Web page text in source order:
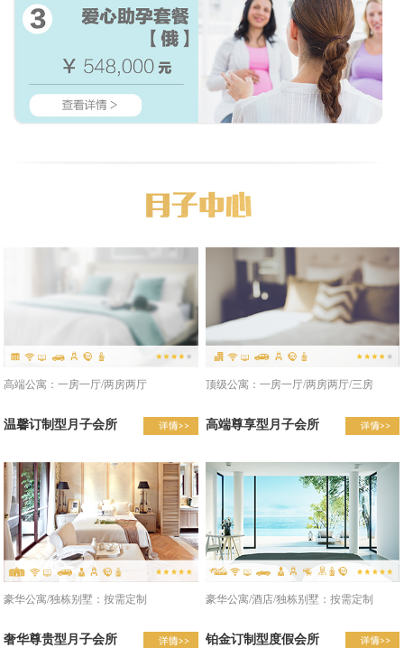
高端公寓：一房一厅/两房两厅
温馨订制型月子会所
顶级公寓：一房一厅/两房两厅/三房
高端尊享型月子会所
豪华公寓/独栋别墅：按需定制
奢华尊贵型月子会所
豪华公寓/酒店/独栋别墅：按需定制
铂金订制型度假会所